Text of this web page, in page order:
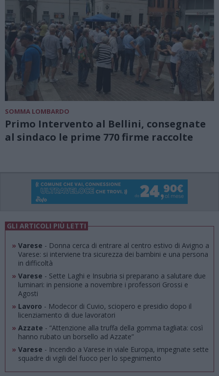
SOMMA LOMBARDO
Primo Intervento al Bellini, consegnate
al sindaco le prime 770 firme raccolte
GLI ARTICOLI PIÙ LETTI
» Varese - Donna cerca di entrare al centro estivo di Avigno a
Varese: si interviene tra sicurezza dei bambini e una persona
in difficoltà
» Varese - Sette Laghi e Insubria si preparano a salutare due
luminari: in pensione a novembre i professori Grossi e
Agosti
» Lavoro - Modecor di Cuvio, sciopero e presidio dopo il
licenziamento di due lavoratori
» Azzate - “Attenzione alla truffa della gomma tagliata: così
hanno rubato un borsello ad Azzate”
» Varese - Incendio a Varese in viale Europa, impegnate sette
squadre di vigili del fuoco per lo spegnimento